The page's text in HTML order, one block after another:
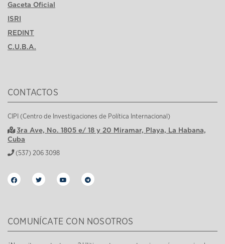
Gaceta Oficial
ISRI
REDINT
C.U.B.A.
CONTACTOS
CIPI (Centro de Investigaciones de Política Internacional)
3ra Ave, No. 1805 e/ 18 y 20 Miramar, Playa, La Habana,
Cuba
(537) 206 3098
COMUNÍCATE CON NOSOTROS